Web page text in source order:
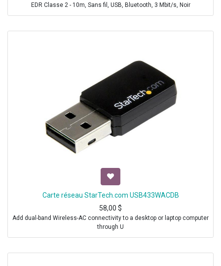
EDR Classe 2 - 10m, Sans fil, USB, Bluetooth, 3 Mbit/s, Noir
Carte réseau StarTech.com USB433WACDB
58,00 $
Add dual-band Wireless-AC connectivity to a desktop or laptop computer
through U